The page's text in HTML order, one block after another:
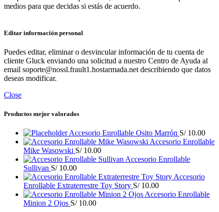
medios para que decidas si estás de acuerdo.
Editar información personal
Puedes editar, eliminar o desvincular información de tu cuenta de
cliente Gluck enviando una solicitud a nuestro Centro de Ayuda al
email soporte@nossl.frault1.hostarmada.net describiendo que datos
deseas modificar.
Close
Productos mejor valorados
Accesorio Enrollable Osito Marrón S/10.00
Accesorio Enrollable
Mike Wasowski S/10.00
Accesorio Enrollable
Sullivan S/10.00
Accesorio
Enrollable Extraterrestre Toy Story S/10.00
Accesorio Enrollable
Minion 2 Ojos S/10.00